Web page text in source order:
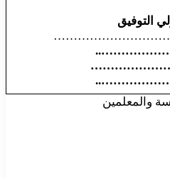
التوفيق
:
…………………..
والمعلمين